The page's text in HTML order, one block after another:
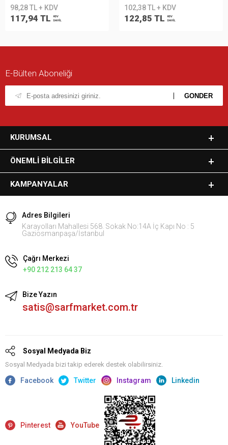
98,28 TL + KDV
117,94 TL
KDV
DAHİL
102,38 TL + KDV
122,85 TL
KDV
DAHİL
E-Bülten Aboneliği
KURUMSAL
ÖNEMLI BILGILER
KAMPANYALAR
Adres Bilgileri
Karayolları Mahallesi 568. Sokak No:14A İç Kapı No : 5
Gaziosmanpaşa/İstanbul
Çağrı Merkezi
+90 212 213 64 37
Bize Yazın
satis@sarfmarket.com.tr
Sosyal Medyada Biz
Sosyal Medyada bizi takip ederek destek olabilirsiniz.
Facebook Twitter Instagram Linkedin
Pinterest YouTube